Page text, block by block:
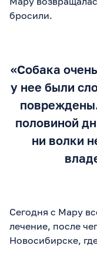
бросили.
«Собака
у нее были
половиной
ни волки
Сегодня с Мару
лечение, после
Новосибирске,